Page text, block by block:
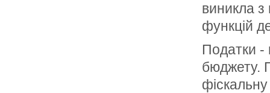
виникла з
функцій
Податки -
бюджету.